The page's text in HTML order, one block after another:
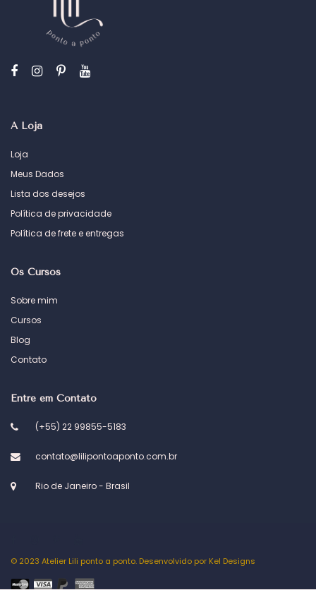
A Loja
Loja
Meus Dados
Lista dos desejos
Política de privacidade
Política de frete e entregas
Os Cursos
Sobre mim
Cursos
Blog
Contato
Entre em Contato
(+55) 22 99855-5183
contato@lilipontoaponto.com.br
Rio de Janeiro - Brasil
© 2023 Atelier Lili ponto a ponto. Desenvolvido por Kel Designs